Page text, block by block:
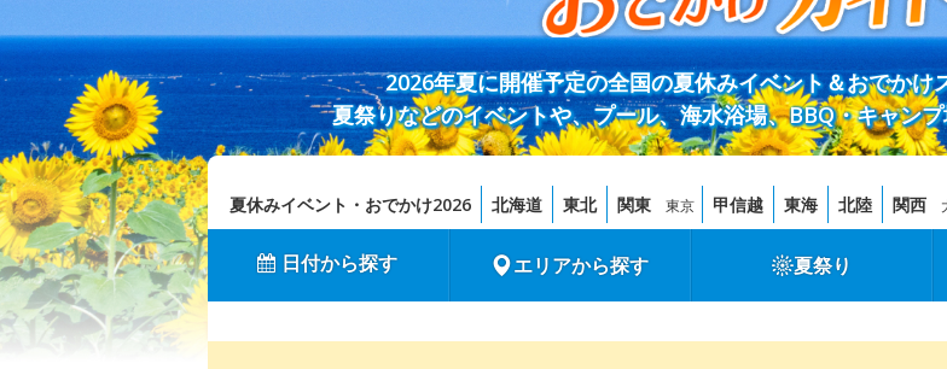
2026年夏に開催予定の全国の夏休みイベント＆おでかけ
夏祭りなどのイベントや、プール、海水浴場、BBQ・キャン
夏休みイベント・おでかけ2026 北海道 東北 関東 東京 甲信越 東海 北陸 関西
日付から探す エリアから探す 夏祭り